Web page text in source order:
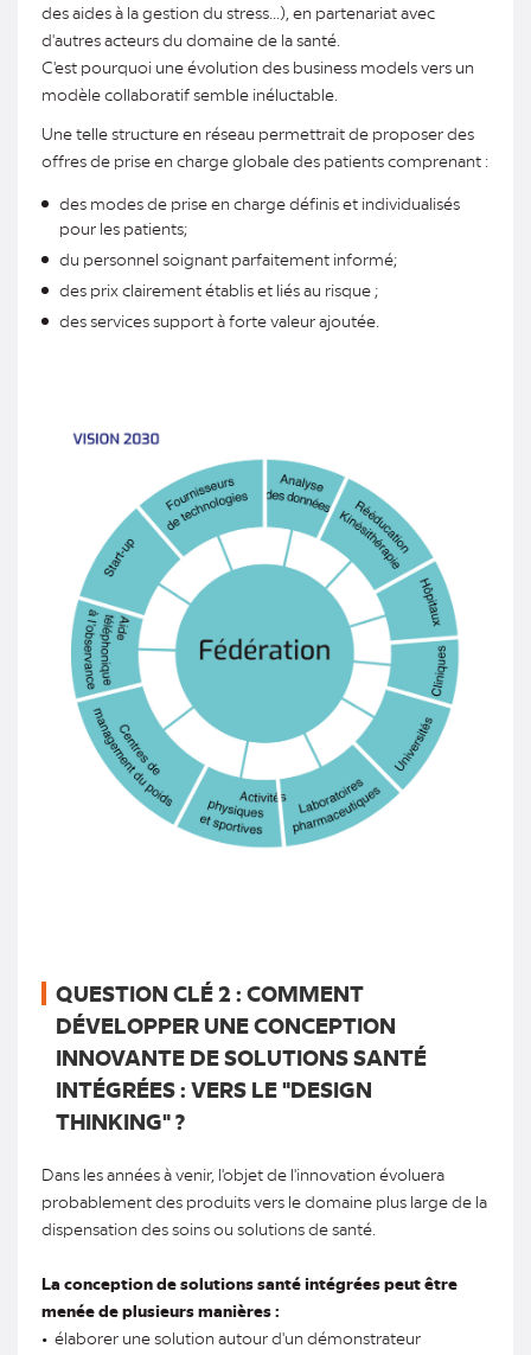
des aides à la gestion du stress...), en partenariat avec
d'autres acteurs du domaine de la santé.
C'est pourquoi une évolution des business models vers un
modèle collaboratif semble inéluctable.
Une telle structure en réseau permettrait de proposer des
offres de prise en charge globale des patients comprenant :
des modes de prise en charge définis et individualisés
pour les patients;
du personnel soignant parfaitement informé;
des prix clairement établis et liés au risque ;
des services support à forte valeur ajoutée.
QUESTION CLÉ 2 : COMMENT
DÉVELOPPER UNE CONCEPTION
INNOVANTE DE SOLUTIONS SANTÉ
INTÉGRÉES : VERS LE "DESIGN
THINKING" ?
Dans les années à venir, l'objet de l'innovation évoluera
probablement des produits vers le domaine plus large de la
dispensation des soins ou solutions de santé.
La conception de solutions santé intégrées peut être
menée de plusieurs manières :
• élaborer une solution autour d'un démonstrateur